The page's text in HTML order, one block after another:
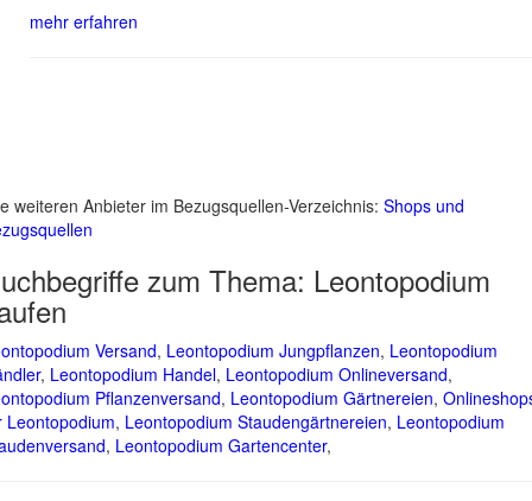
mehr erfahren
weiteren Anbieter im Bezugsquellen-Verzeichnis: Shops und
zum Thema: Leontopodium
Versand, Leontopodium Jungpflanzen, Leontopodium
, Leontopodium Handel, Leontopodium Onlineversand,
Pflanzenversand, Leontopodium Gärtnereien,
Leontopodium, Leontopodium Staudengärtnereien, Leontopodium
, Leontopodium Gartencenter,